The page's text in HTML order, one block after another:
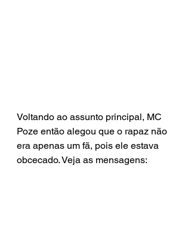
Voltando ao assunto principal, MC
Poze então alegou que o rapaz não
era apenas um fã, pois ele estava
obcecado. Veja as mensagens: